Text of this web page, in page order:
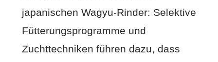
japanischen Wagyu-Rinder: Selektive
Fütterungsprogramme und
Zuchttechniken führen dazu, dass